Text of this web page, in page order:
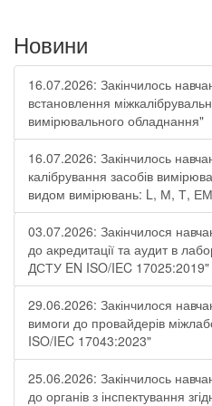
Новини
16.07.2026: Закінчилось
встановлення
вимірювального обладнання"
16.07.2026: Закінчилось
калібрування засобів
видом вимірювань: L, М, Т,
03.07.2026: Закінчилося
до акредитації та аудит в
ДСТУ EN ISO/IEC 17025:2019"
29.06.2026: Закінчилося
вимоги до провайдерів
ISO/IEC 17043:2023"
25.06.2026: Закінчилось
до органів з інспектування